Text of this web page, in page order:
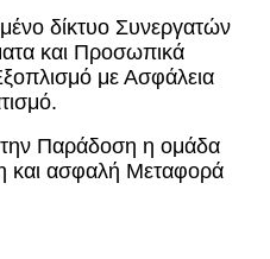
δίκτυο Συνεργατών
και Προσωπικά
με Ασφάλεια
Παράδοση η ομάδα
και ασφαλή Μεταφορά